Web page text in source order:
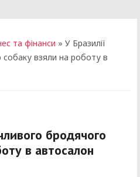
та фінанси » У Бразилії
взяли на роботу в
бродячого
в автосалон